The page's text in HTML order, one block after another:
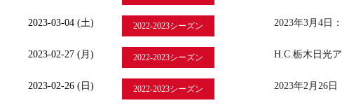
2023-03-04 (土) 2022-2023シーズン 2023年3月4日
2023-02-27 (月) 2022-2023シーズン H.C.栃木日光
2023-02-26 (日) 2022-2023シーズン 2023年2月26